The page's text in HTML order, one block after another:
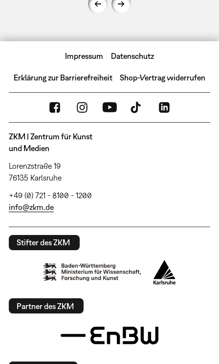
Impressum Datenschutz
Erklärung zur Barrierefreiheit Shop-Vertrag widerrufen
ZKM | Zentrum für Kunst
und Medien
Lorenzstraße 19
76135 Karlsruhe
+49 (0) 721 - 8100 - 1200
info@zkm.de
Stifter des ZKM
Partner des ZKM